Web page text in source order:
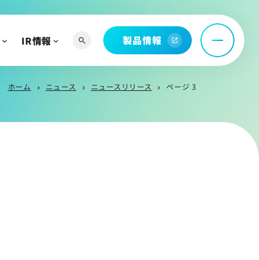
IR情報 search 製品情報 open_in_new
ホーム chevron_right ニュース chevron_right ニュースリリース chevron_right ページ 3